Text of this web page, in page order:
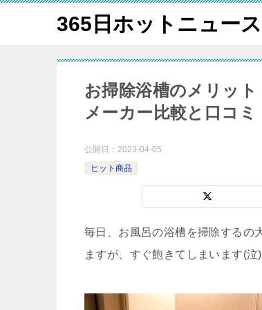
365日ホットニュース
お掃除浴槽のメリッ
メーカー比較と口コミ
公開日： 2023-04-05
ヒット商品
毎日、お風呂の浴槽を掃除するの
ますが、すぐ飽きてしまいます(泣)